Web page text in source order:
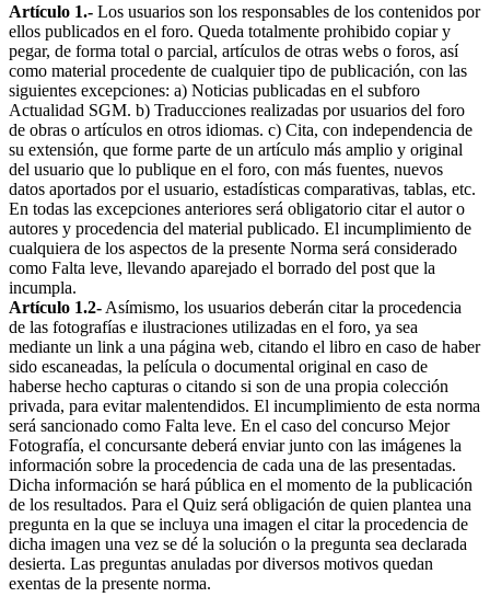
Artículo 1.- Los usuarios son los responsables de los contenidos por
ellos publicados en el foro. Queda totalmente prohibido copiar y
pegar, de forma total o parcial, artículos de otras webs o foros, así
como material procedente de cualquier tipo de publicación, con las
siguientes excepciones: a) Noticias publicadas en el subforo
Actualidad SGM. b) Traducciones realizadas por usuarios del foro
de obras o artículos en otros idiomas. c) Cita, con independencia de
su extensión, que forme parte de un artículo más amplio y original
del usuario que lo publique en el foro, con más fuentes, nuevos
datos aportados por el usuario, estadísticas comparativas, tablas, etc.
En todas las excepciones anteriores será obligatorio citar el autor o
autores y procedencia del material publicado. El incumplimiento de
cualquiera de los aspectos de la presente Norma será considerado
como Falta leve, llevando aparejado el borrado del post que la
incumpla.
Artículo 1.2- Asímismo, los usuarios deberán citar la procedencia
de las fotografías e ilustraciones utilizadas en el foro, ya sea
mediante un link a una página web, citando el libro en caso de haber
sido escaneadas, la película o documental original en caso de
haberse hecho capturas o citando si son de una propia colección
privada, para evitar malentendidos. El incumplimiento de esta norma
será sancionado como Falta leve. En el caso del concurso Mejor
Fotografía, el concursante deberá enviar junto con las imágenes la
información sobre la procedencia de cada una de las presentadas.
Dicha información se hará pública en el momento de la publicación
de los resultados. Para el Quiz será obligación de quien plantea una
pregunta en la que se incluya una imagen el citar la procedencia de
dicha imagen una vez se dé la solución o la pregunta sea declarada
desierta. Las preguntas anuladas por diversos motivos quedan
exentas de la presente norma.